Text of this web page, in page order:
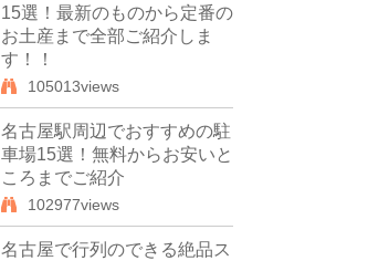
15選！最新のものから定番の
お土産まで全部ご紹介しま
す！！
105013views
名古屋駅周辺でおすすめの駐
車場15選！無料からお安いと
ころまでご紹介
102977views
名古屋で行列のできる絶品ス